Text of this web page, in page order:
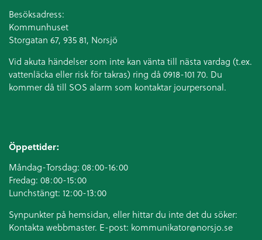
Besöksadress:
Kommunhuset
Storgatan 67, 935 81, Norsjö
Vid akuta händelser som inte kan vänta till nästa vardag (t.ex.
vattenläcka eller risk för takras) ring då 0918-101 70. Du
kommer då till SOS alarm som kontaktar jourpersonal.
Öppettider:
Måndag-Torsdag: 08:00-16:00
Fredag: 08:00-15:00
Lunchstängt: 12:00-13:00
Synpunkter på hemsidan, eller hittar du inte det du söker:
Kontakta webbmaster. E-post: kommunikator@norsjo.se